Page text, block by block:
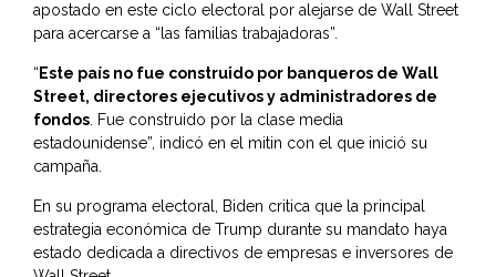
apostado en este ciclo electoral por alejarse de Wall Street
para acercarse a “las familias trabajadoras”.
“ Este país no fue construido por banqueros de Wall
Street, directores ejecutivos y administradores de
fondos . Fue construido por la clase media
estadounidense”, indicó en el mitin con el que inició su
campaña.
En su programa electoral, Biden critica que la principal
estrategia económica de Trump durante su mandato haya
estado dedicada a directivos de empresas e inversores de